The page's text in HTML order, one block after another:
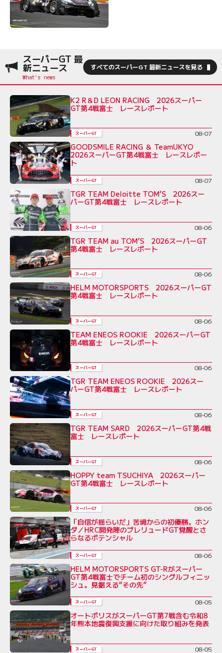
スーパーGT 最
新ニュース すべてのスーパーGT 最新ニュースを見る
K2 R＆D LEON RACING 2026スーパー
GT第4戦富士 レースレポート
スーパーGT 08-07
GOODSMILE RACING ＆ TeamUKYO
2026スーパーGT第4戦富士 レースレポー
ト
スーパーGT 08-07
TGR TEAM Deloitte TOM’S 2026スー
パーGT第4戦富士 レースレポート
スーパーGT 08-06
TGR TEAM au TOM’S 2026スーパーGT
第4戦富士 レースレポート
スーパーGT 08-06
HELM MOTORSPORTS 2026スーパーGT
第4戦富士 レースレポート
スーパーGT 08-06
TEAM ENEOS ROOKIE 2026スーパーGT
第4戦富士 レースレポート
スーパーGT 08-06
TGR TEAM ENEOS ROOKIE 2026スー
パーGT第4戦富士 レースレポート
スーパーGT 08-06
TGR TEAM SARD 2026スーパーGT第4戦
富士 レースレポート
スーパーGT 08-06
HOPPY team TSUCHIYA 2026スーパー
GT第4戦富士 レースレポート
スーパーGT 08-06
「自信が揺らいだ」苦境からの初優勝。ホン
ダ／HRC開発陣のプレリュードGT覚醒とさ
らなるポテンシャル
スーパーGT 08-06
HELM MOTORSPORTS GT-Rがスーパー
GT第4戦富士でチーム初のシングルフィニッ
シュ。見据える“その先”
スーパーGT 08-05
オートポリスがスーパーGT第7戦含む令和8
年熊本地震復興支援に向けた取り組みを発表
スーパーGT 08-05